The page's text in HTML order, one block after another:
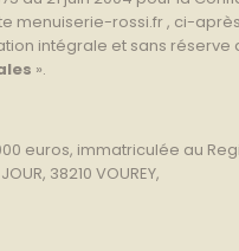
menuiserie-rossi.fr , ci-
intégrale et sans
».
euros, immatriculée au
38210 VOUREY,